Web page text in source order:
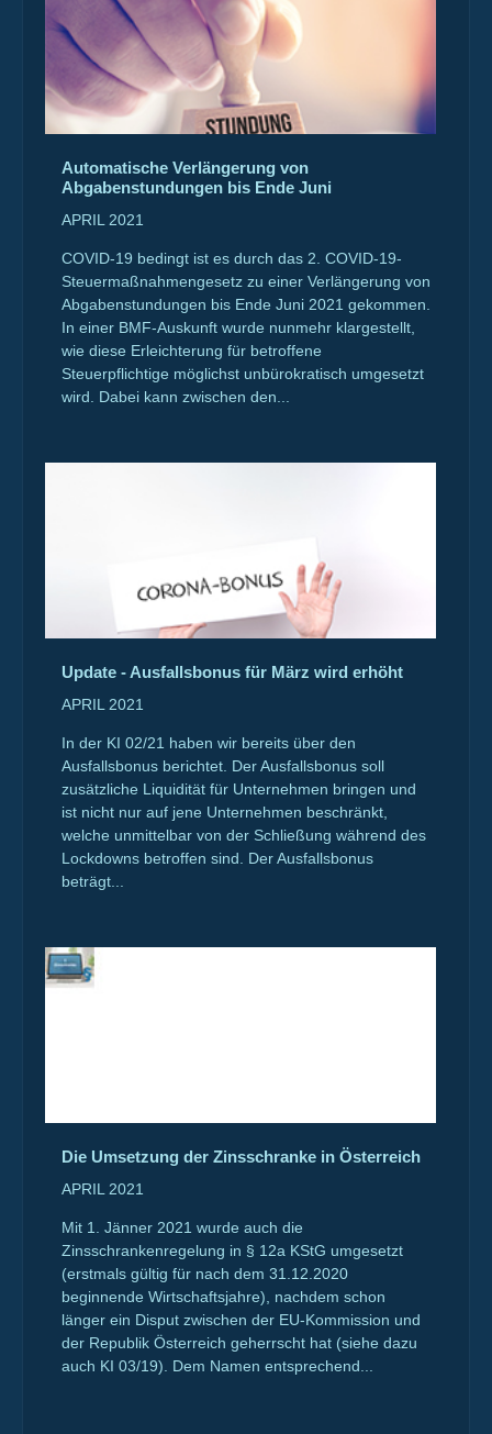
Automatische Verlängerung von
Abgabenstundungen bis Ende Juni
APRIL 2021
COVID-19 bedingt ist es durch das 2. COVID-19-
Steuermaßnahmengesetz zu einer Verlängerung von
Abgabenstundungen bis Ende Juni 2021 gekommen.
In einer BMF-Auskunft wurde nunmehr klargestellt,
wie diese Erleichterung für betroffene
Steuerpflichtige möglichst unbürokratisch umgesetzt
wird. Dabei kann zwischen den...
Update - Ausfallsbonus für März wird erhöht
APRIL 2021
In der KI 02/21 haben wir bereits über den
Ausfallsbonus berichtet. Der Ausfallsbonus soll
zusätzliche Liquidität für Unternehmen bringen und
ist nicht nur auf jene Unternehmen beschränkt,
welche unmittelbar von der Schließung während des
Lockdowns betroffen sind. Der Ausfallsbonus
beträgt...
Die Umsetzung der Zinsschranke in Österreich
APRIL 2021
Mit 1. Jänner 2021 wurde auch die
Zinsschrankenregelung in § 12a KStG umgesetzt
(erstmals gültig für nach dem 31.12.2020
beginnende Wirtschaftsjahre), nachdem schon
länger ein Disput zwischen der EU-Kommission und
der Republik Österreich geherrscht hat (siehe dazu
auch KI 03/19). Dem Namen entsprechend...